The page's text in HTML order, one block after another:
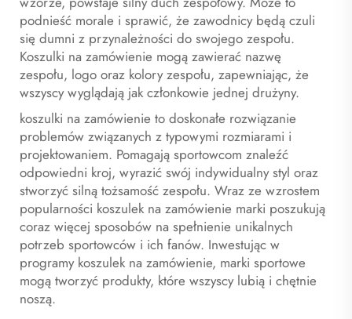
podnieść morale i sprawić, że zawodnicy będą czuli
się dumni z przynależności do swojego zespołu.
Koszulki na zamówienie mogą zawierać nazwę
zespołu, logo oraz kolory zespołu, zapewniając, że
wszyscy wyglądają jak członkowie jednej drużyny.
koszulki na zamówienie to doskonałe rozwiązanie
problemów związanych z typowymi rozmiarami i
projektowaniem. Pomagają sportowcom znaleźć
odpowiedni kroj, wyrazić swój indywidualny styl oraz
stworzyć silną tożsamość zespołu. Wraz ze wzrostem
popularności koszulek na zamówienie marki poszukują
coraz więcej sposobów na spełnienie unikalnych
potrzeb sportowców i ich fanów. Inwestując w
programy koszulek na zamówienie, marki sportowe
mogą tworzyć produkty, które wszyscy lubią i chętnie
noszą.